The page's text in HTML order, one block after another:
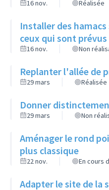
16 nov. Réalisée
Installer des
ceux qui sont
16 nov. Non
Replanter l'allée de
29 mars Réalisée
Donner
29 mars Non
Aménager le rond
plus classique
22 nov. En cours
Adapter le site de